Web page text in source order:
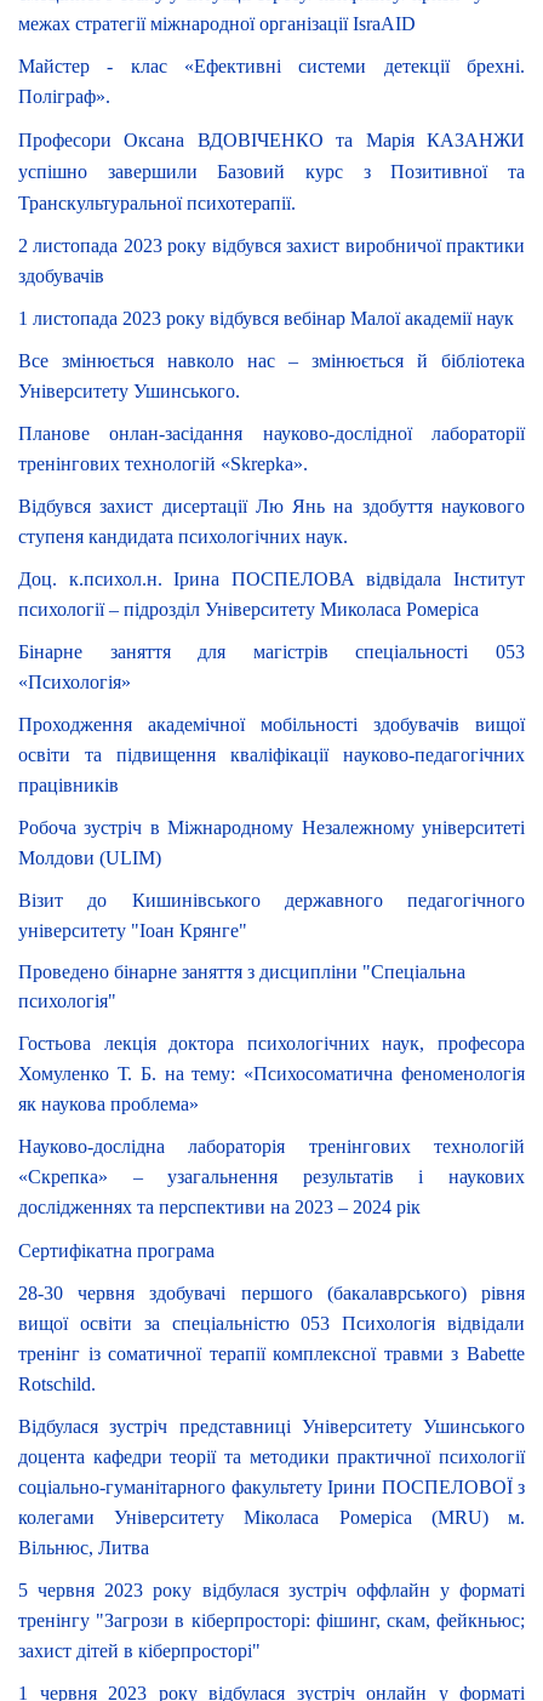
межах стратегії міжнародної організації IsraAID
Майстер - клас «Ефективні системи детекції брехні.
Поліграф».
Професори Оксана ВДОВІЧЕНКО та Марія КАЗАНЖИ
успішно завершили Базовий курс з Позитивної та
Транскультуральної психотерапії.
2 листопада 2023 року відбувся захист виробничої практики
здобувачів
1 листопада 2023 року відбувся вебінар Малої академії наук
Все змінюється навколо нас – змінюється й бібліотека
Університету Ушинського.
Планове онлан-засідання науково-дослідної лабораторії
тренінгових технологій «Skrepka».
Відбувся захист дисертації Лю Янь на здобуття наукового
ступеня кандидата психологічних наук.
Доц. к.психол.н. Ірина ПОСПЕЛОВА відвідала Інститут
психології – підрозділ Університету Миколаса Ромеріса
Бінарне заняття для магістрів спеціальності 053
«Психологія»
Проходження академічної мобільності здобувачів вищої
освіти та підвищення кваліфікації науково-педагогічних
працівників
Робоча зустріч в Міжнародному Незалежному університеті
Молдови (ULIM)
Візит до Кишинівського державного педагогічного
університету "Іоан Крянге"
Проведено бінарне заняття з дисципліни "Спеціальна
психологія"
Гостьова лекція доктора психологічних наук, професора
Хомуленко Т. Б. на тему: «Психосоматична феноменологія
як наукова проблема»
Науково-дослідна лабораторія тренінгових технологій
«Скрепка» – узагальнення результатів і наукових
дослідженнях та перспективи на 2023 – 2024 рік
Сертифікатна програма
28-30 червня здобувачі першого (бакалаврського) рівня
вищої освіти за спеціальністю 053 Психологія відвідали
тренінг із соматичної терапії комплексної травми з Babette
Rotschild.
Відбулася зустріч представниці Університету Ушинського
доцента кафедри теорії та методики практичної психології
соціально-гуманітарного факультету Ірини ПОСПЕЛОВОЇ з
колегами Університету Міколаса Ромеріса (MRU) м.
Вільнюс, Литва
5 червня 2023 року відбулася зустріч оффлайн у форматі
тренінгу "Загрози в кіберпросторі: фішинг, скам, фейкньюс;
захист дітей в кіберпросторі"
1 червня 2023 року відбулася зустріч онлайн у форматі